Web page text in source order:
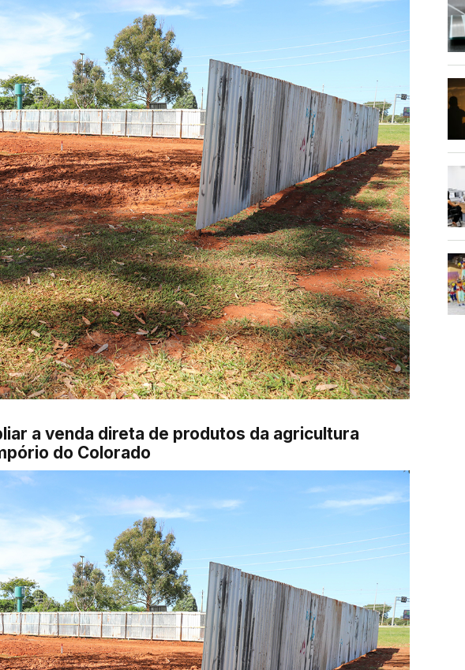
a venda direta de produtos da agricultura
do Colorado